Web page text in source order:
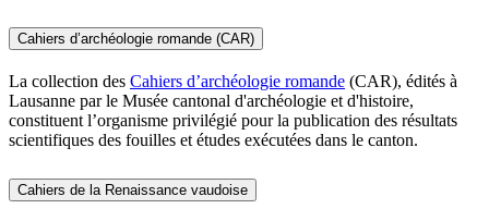
Cahiers d’archéologie romande (CAR)
La collection des Cahiers d’archéologie romande (CAR), édités à
Lausanne par le Musée cantonal d'archéologie et d'histoire,
constituent l’organisme privilégié pour la publication des résultats
scientifiques des fouilles et études exécutées dans le canton.
Cahiers de la Renaissance vaudoise